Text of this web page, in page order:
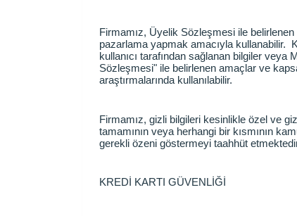
Firmamız, Üyelik Sözleşmesi ile
pazarlama yapmak amacıyla kullanabilir.
kullanıcı tarafından sağlanan bilgiler
Sözleşmesi" ile belirlenen amaçlar ve
araştırmalarında kullanılabilir.
Firmamız, gizli bilgileri kesinlikle özel ve
tamamının veya herhangi bir kısmının
gerekli özeni göstermeyi taahhüt
KREDİ KARTI GÜVENLİĞİ